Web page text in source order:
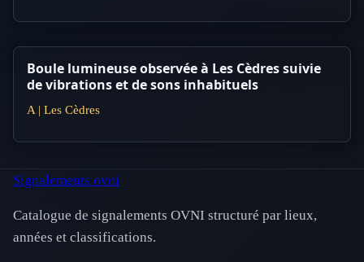
Boule lumineuse observée à Les Cèdres suivie
de vibrations et de sons inhabituels
A | Les Cèdres
Signalements ovni
Catalogue de signalements OVNI structuré par lieux,
années et classifications.